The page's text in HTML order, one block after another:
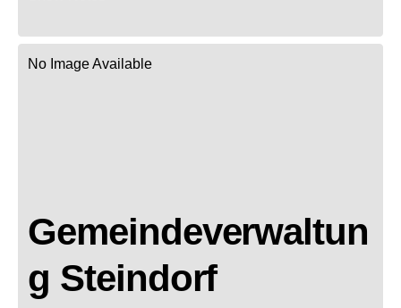
No Image Available
Gemeindeverwaltun
g Steindorf